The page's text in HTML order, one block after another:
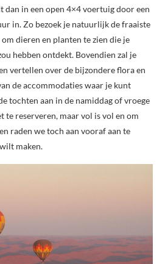
dan in een open 4×4 voertuig door een
in. Zo bezoek je natuurlijk de fraaiste
om dieren en planten te zien die je
hebben ontdekt. Bovendien zal je
vertellen over de bijzondere flora en
de accommodaties waar je kunt
tochten aan in de namiddag of vroege
te reserveren, maar vol is vol en om
raden we toch aan vooraf aan te
maken.